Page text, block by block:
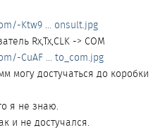
Ktw9 ... onsult.jpg
Rx,Tx,CLK -> COM
CuAF ... to_com.jpg
могу достучаться до коробки
я не знаю.
и не достучался.